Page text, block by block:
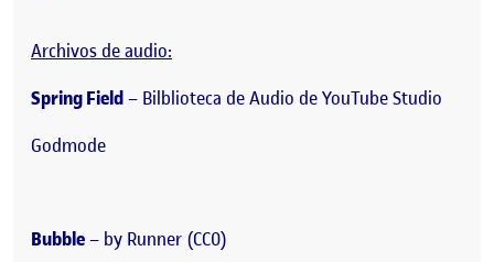
Archivos de audio:
Spring Field– Bilblioteca de Audio de YouTube Studio
Godmode
Bubble– by Runner (CC0)